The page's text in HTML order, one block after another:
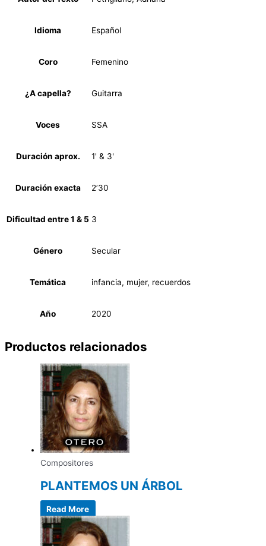
Idioma Español
Coro Femenino
¿A capella? Guitarra
Voces SSA
Duración aprox. 1' & 3'
Duración exacta 2’30
Dificultad entre 1 & 5 3
Género Secular
Temática infancia, mujer, recuerdos
Año 2020
Productos relacionados
Compositores
PLANTEMOS UN ÁRBOL
Read More